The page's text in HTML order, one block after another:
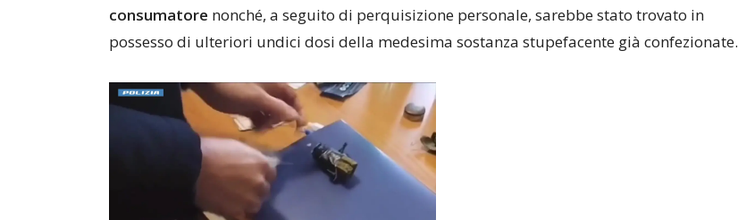
consumatore nonché, a seguito di perquisizione personale, sarebbe stato trovato in
possesso di ulteriori undici dosi della medesima sostanza stupefacente già confezionate.